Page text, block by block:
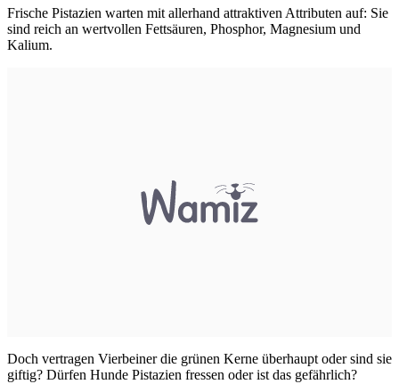
Frische Pistazien warten mit allerhand attraktiven Attributen auf: Sie
sind reich an wertvollen Fettsäuren, Phosphor, Magnesium und
Kalium.
Doch vertragen Vierbeiner die grünen Kerne überhaupt oder sind sie
giftig? Dürfen Hunde Pistazien fressen oder ist das gefährlich?